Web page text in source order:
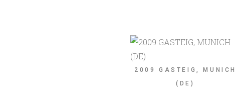
2009 GASTEIG, MUNICH
(DE)